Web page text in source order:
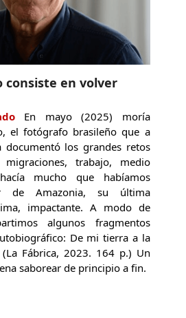
consiste en volver
En mayo (2025) moría
el fotógrafo brasileño que a
documentó los grandes retos
migraciones, trabajo, medio
mucho que habíamos
de Amazonia, su última
impactante. A modo de
algunos fragmentos
De mi tierra a la
Fábrica, 2023. 164 p.) Un
saborear de principio a fin.